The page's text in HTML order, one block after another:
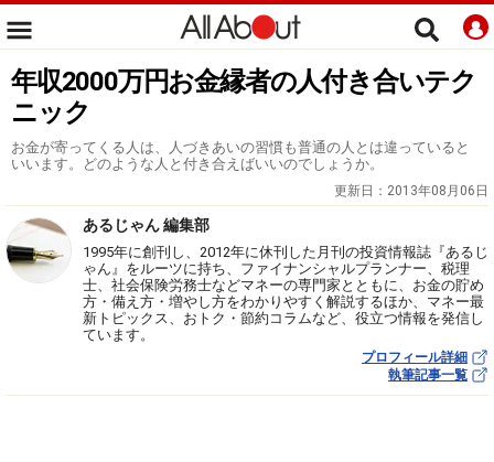
年収2000万円お金縁者の人付き合いテク
ニック
お金が寄ってくる人は、人づきあいの習慣も普通の人とは違っていると
いいます。どのような人と付き合えばいいのでしょうか。
更新日： 2013年08月06日
あるじゃん 編集部
1995年に創刊し、2012年に休刊した月刊の投資情報誌『あるじ
ゃん』をルーツに持ち、ファイナンシャルプランナー、税理
士、社会保険労務士などマネーの専門家とともに、お金の貯め
方・備え方・増やし方をわかりやすく解説するほか、マネー最
新トピックス、おトク・節約コラムなど、役立つ情報を発信し
ています。
プロフィール詳細
執筆記事一覧